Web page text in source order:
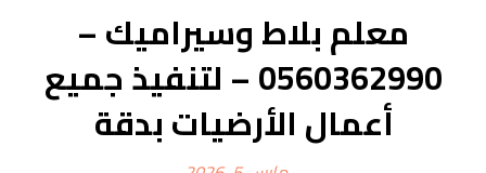
معلم بلاط وسيراميك –
0560362990 – لتنفيذ جميع
أعمال الأرضيات بدقة